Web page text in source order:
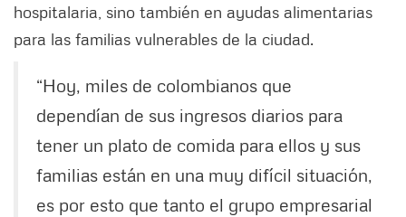
hospitalaria, sino también en ayudas alimentarias
para las familias vulnerables de la ciudad.
“Hoy, miles de colombianos que
dependían de sus ingresos diarios para
tener un plato de comida para ellos y sus
familias están en una muy difícil situación,
es por esto que tanto el grupo empresarial